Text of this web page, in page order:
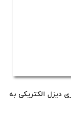
دیزل الکتریکی به